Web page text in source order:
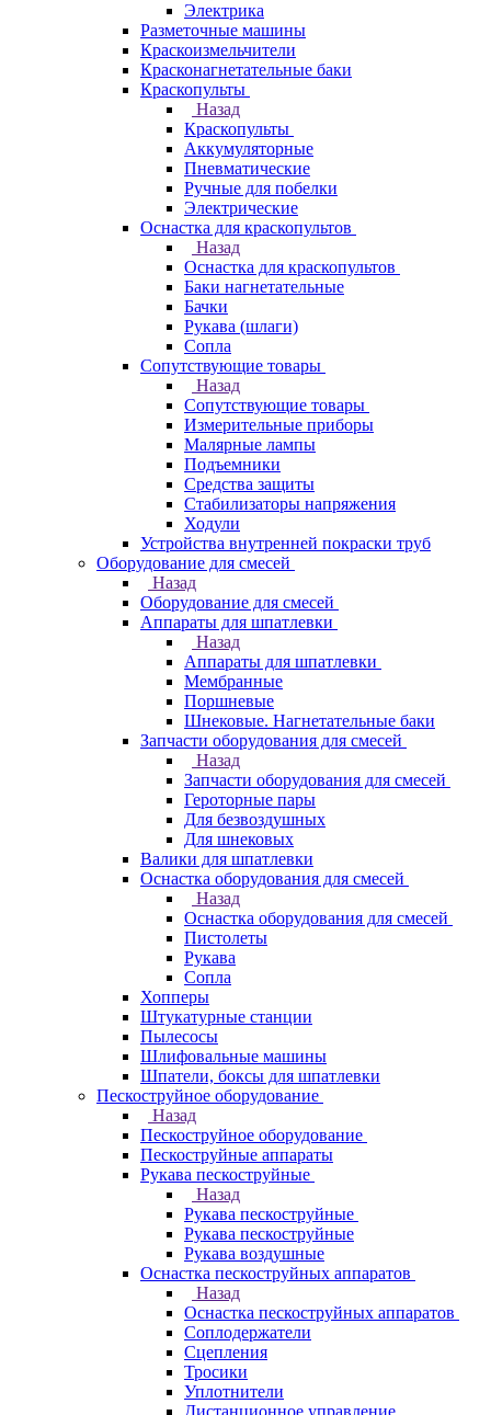
Электрика
Разметочные машины
Краскоизмельчители
Красконагнетательные баки
Краскопульты
Назад
Краскопульты
Аккумуляторные
Пневматические
Ручные для побелки
Электрические
Оснастка для краскопультов
Назад
Оснастка для краскопультов
Баки нагнетательные
Бачки
Рукава (шлаги)
Сопла
Сопутствующие товары
Назад
Сопутствующие товары
Измерительные приборы
Малярные лампы
Подъемники
Средства защиты
Стабилизаторы напряжения
Ходули
Устройства внутренней покраски труб
Оборудование для смесей
Назад
Оборудование для смесей
Аппараты для шпатлевки
Назад
Аппараты для шпатлевки
Мембранные
Поршневые
Шнековые. Нагнетательные баки
Запчасти оборудования для смесей
Назад
Запчасти оборудования для смесей
Героторные пары
Для безвоздушных
Для шнековых
Валики для шпатлевки
Оснастка оборудования для смесей
Назад
Оснастка оборудования для смесей
Пистолеты
Рукава
Сопла
Хопперы
Штукатурные станции
Пылесосы
Шлифовальные машины
Шпатели, боксы для шпатлевки
Пескоструйное оборудование
Назад
Пескоструйное оборудование
Пескоструйные аппараты
Рукава пескоструйные
Назад
Рукава пескоструйные
Рукава пескоструйные
Рукава воздушные
Оснастка пескоструйных аппаратов
Назад
Оснастка пескоструйных аппаратов
Соплодержатели
Сцепления
Тросики
Уплотнители
Дистанционное управление